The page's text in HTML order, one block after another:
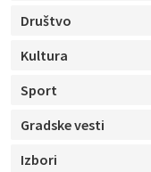
Društvo
Kultura
Sport
Gradske vesti
Izbori